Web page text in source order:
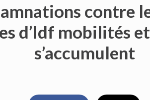
contre
d’Idf mobilités
s’accumulent